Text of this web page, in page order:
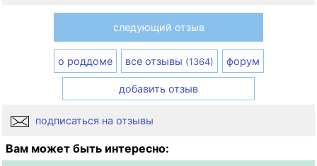
следующий отзыв
о роддоме все отзывы (1364) форум
добавить отзыв
подписаться на отзывы
Вам может быть интересно: